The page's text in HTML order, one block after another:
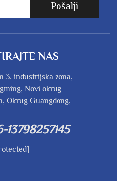
Pošalji
NAS
3. industrijska zona,
Novi okrug
Okrug Guangdong,
13798257145